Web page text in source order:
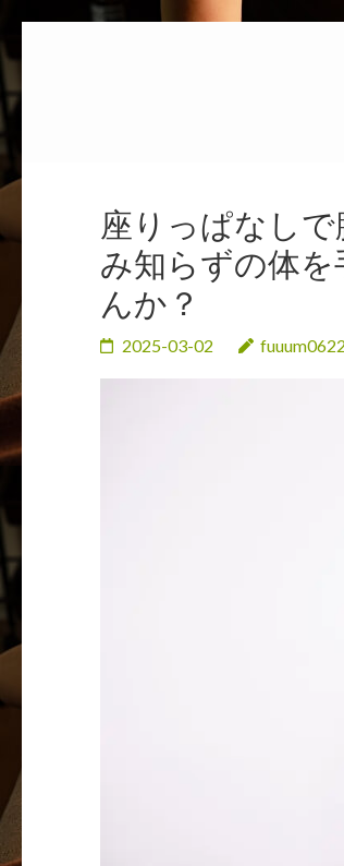
ス
を
す)
座りっぱなしで
み知らずの体
んか？
2025-03-02 fuuum0622